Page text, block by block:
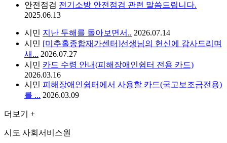
안전점검 전기소방 안전점검 관련 말씀드립니다.
2025.06.13
시민 지난 두해를 돌아보면서.. 2026.07.14
시민 [미추홀종합재가센터]선생님의 헌신에 감사드리며
새... 2026.07.27
시민 카드 수령 안내(피해장애인쉼터 전용 카드)
2026.03.16
시민 피해장애인쉼터에서 사용할 카드(국고보조금전용)
를 ... 2026.03.09
더보기 +
시도 사회서비스원